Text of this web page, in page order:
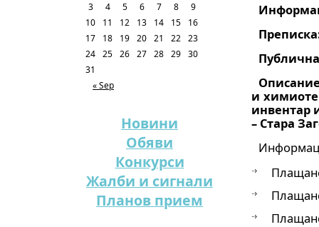
« Sep
3
4 5 6 7 8
9
10
11 12 13 14 15
16
17
18 19 20 21 22 23
24 25 26 27 28 29 30
31
Новини
Обяви
Конкурси
Жалби и сигнали
Планов прием
и
инвентар
– Стара